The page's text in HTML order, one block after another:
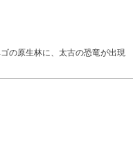
の原生林に、太古の恐竜が出現